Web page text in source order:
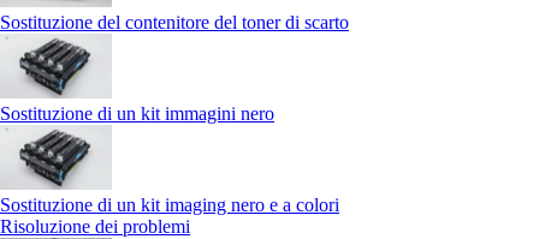
Sostituzione del contenitore del toner di scarto
Sostituzione di un kit immagini nero
Sostituzione di un kit imaging nero e a colori
Risoluzione dei problemi